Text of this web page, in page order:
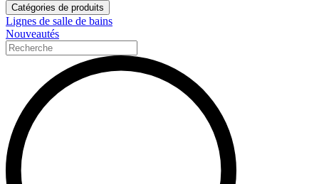
Catégories de produits
Lignes de salle de bains
Nouveautés